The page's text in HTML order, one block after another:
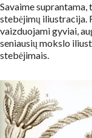
Savaime
stebėjimų iliustracija.
vaizduojami gyviai,
seniausių mokslo
stebėjimais.